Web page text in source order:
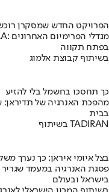
הפרויקט החדש שמסקרן
בפתח תקווה
בשיתוף קבוצת אלמוג
כך תחסכו בחשמל בלי להזיע
מהפכת האנרגיה של תדיראן:
בבית
בשיתוף TADIRAN
בצל איומי איראן: כך נערך
פסגת האנרגיה במעמד
בישראל ובעולם